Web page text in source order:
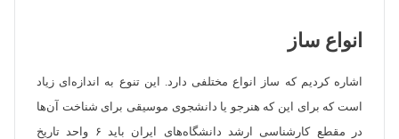
انواع ساز
اشاره کردیم که ساز انواع مختلفی دارد. این تنوع به اندازه‌ای زیاد
است که برای این که هنرجو یا دانشجوی موسیقی برای شناخت آن‌ها
در مقطع کارشناسی ارشد دانشگاه‌های ایران باید ۶ واحد تاریخ